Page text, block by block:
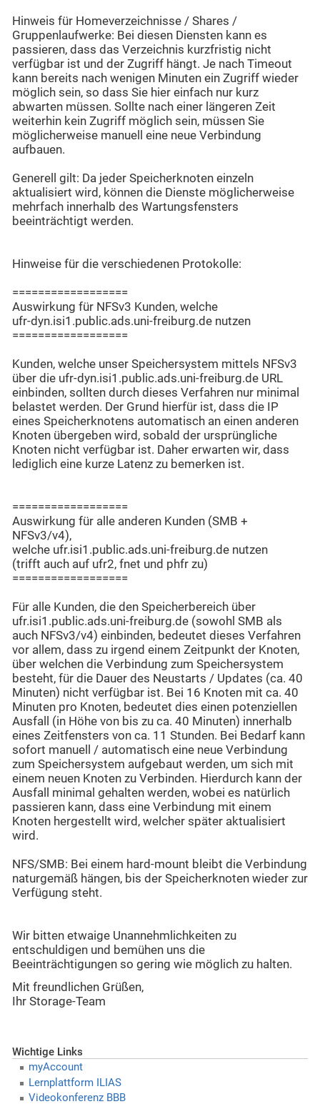
Hinweis für Homeverzeichnisse / Shares /
Gruppenlaufwerke: Bei diesen Diensten kann es
passieren, dass das Verzeichnis kurzfristig nicht
verfügbar ist und der Zugriff hängt. Je nach Timeout
kann bereits nach wenigen Minuten ein Zugriff wieder
möglich sein, so dass Sie hier einfach nur kurz
abwarten müssen. Sollte nach einer längeren Zeit
weiterhin kein Zugriff möglich sein, müssen Sie
möglicherweise manuell eine neue Verbindung
aufbauen.
Generell gilt: Da jeder Speicherknoten einzeln
aktualisiert wird, können die Dienste möglicherweise
mehrfach innerhalb des Wartungsfensters
beeinträchtigt werden.
Hinweise für die verschiedenen Protokolle:
==================
Auswirkung für NFSv3 Kunden, welche
ufr-dyn.isi1.public.ads.uni-freiburg.de nutzen
==================
Kunden, welche unser Speichersystem mittels NFSv3
über die ufr-dyn.isi1.public.ads.uni-freiburg.de URL
einbinden, sollten durch dieses Verfahren nur minimal
belastet werden. Der Grund hierfür ist, dass die IP
eines Speicherknotens automatisch an einen anderen
Knoten übergeben wird, sobald der ursprüngliche
Knoten nicht verfügbar ist. Daher erwarten wir, dass
lediglich eine kurze Latenz zu bemerken ist.
==================
Auswirkung für alle anderen Kunden (SMB +
NFSv3/v4),
welche ufr.isi1.public.ads.uni-freiburg.de nutzen
(trifft auch auf ufr2, fnet und phfr zu)
==================
Für alle Kunden, die den Speicherbereich über
ufr.isi1.public.ads.uni-freiburg.de (sowohl SMB als
auch NFSv3/v4) einbinden, bedeutet dieses Verfahren
vor allem, dass zu irgend einem Zeitpunkt der Knoten,
über welchen die Verbindung zum Speichersystem
besteht, für die Dauer des Neustarts / Updates (ca. 40
Minuten) nicht verfügbar ist. Bei 16 Knoten mit ca. 40
Minuten pro Knoten, bedeutet dies einen potenziellen
Ausfall (in Höhe von bis zu ca. 40 Minuten) innerhalb
eines Zeitfensters von ca. 11 Stunden. Bei Bedarf kann
sofort manuell / automatisch eine neue Verbindung
zum Speichersystem aufgebaut werden, um sich mit
einem neuen Knoten zu Verbinden. Hierdurch kann der
Ausfall minimal gehalten werden, wobei es natürlich
passieren kann, dass eine Verbindung mit einem
Knoten hergestellt wird, welcher später aktualisiert
wird.
NFS/SMB: Bei einem hard-mount bleibt die Verbindung
naturgemäß hängen, bis der Speicherknoten wieder zur
Verfügung steht.
Wir bitten etwaige Unannehmlichkeiten zu
entschuldigen und bemühen uns die
Beeinträchtigungen so gering wie möglich zu halten.
Mit freundlichen Grüßen,
Ihr Storage-Team
Wichtige Links
myAccount
Lernplattform ILIAS
Videokonferenz BBB